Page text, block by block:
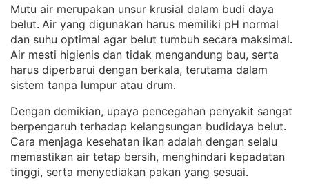
Mutu air merupakan unsur krusial dalam budi daya
belut. Air yang digunakan harus memiliki pH normal
dan suhu optimal agar belut tumbuh secara maksimal
Air mesti higienis dan tidak mengandung bau, serta
harus diperbarui dengan berkala, terutama dalam
sistem tanpa lumpur atau drum.
Dengan demikian, upaya pencegahan penyakit sangat
berpengaruh terhadap kelangsungan budidaya belut
Cara menjaga kesehatan ikan adalah dengan selalu
memastikan air tetap bersih, menghindari kepadatan
tinggi, serta menyediakan pakan yang sesuai.